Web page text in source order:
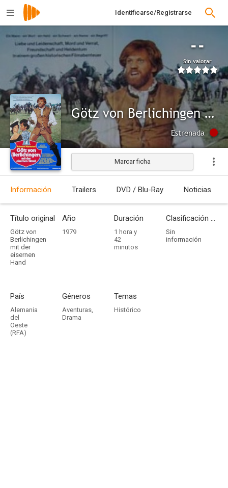
Identificarse/Registrarse
--
Sin valorar
Götz von Berlichingen mit der eisernen Hand
Estrenada
Marcar ficha
Información Trailers DVD / Blu-Ray Noticias
Título original
Götz von
Berlichingen
mit der
eisernen
Hand
Año
1979
Duración
1 hora y
42
minutos
Clasificación por edades
Sin
información
País
Alemania
del
Oeste
(RFA)
Géneros
Aventuras,
Drama
Temas
Histórico